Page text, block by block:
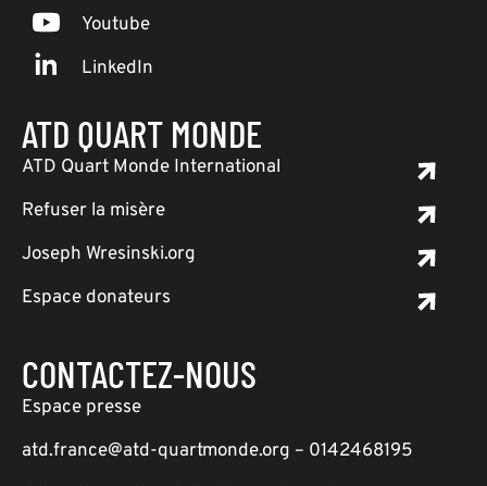
Youtube
LinkedIn
ATD QUART MONDE
ATD Quart Monde International
Refuser la misère
Joseph Wresinski.org
Espace donateurs
CONTACTEZ-NOUS
Espace presse
atd.france@atd-quartmonde.org – 0142468195